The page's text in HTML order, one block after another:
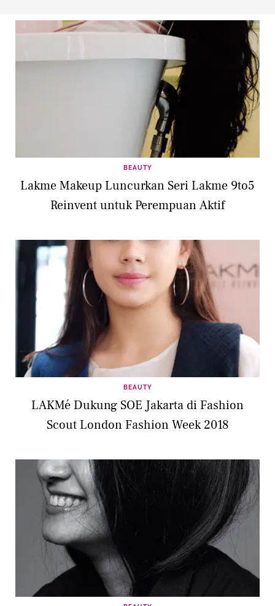
BEAUTY
Lakme Makeup Luncurkan Seri Lakme 9to5
Reinvent untuk Perempuan Aktif
BEAUTY
LAKMé Dukung SOE Jakarta di Fashion
Scout London Fashion Week 2018